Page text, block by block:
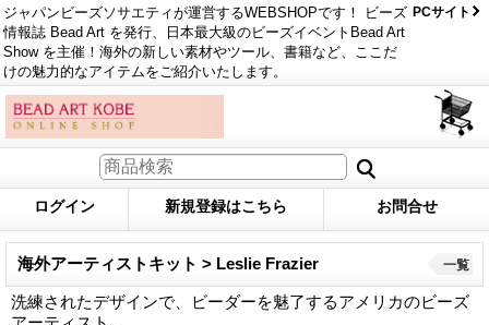
ジャパンビーズソサエティが運営するWEBSHOPです！ ビーズ
情報誌 Bead Art を発行、日本最大級のビーズイベントBead Art
Show を主催！海外の新しい素材やツール、書籍など、ここだ
けの魅力的なアイテムをご紹介いたします。
PCサイト
ログイン 新規登録はこちら お問合せ
海外アーティストキット > Leslie Frazier
洗練されたデザインで、ビーダーを魅了するアメリカのビーズ
一覧